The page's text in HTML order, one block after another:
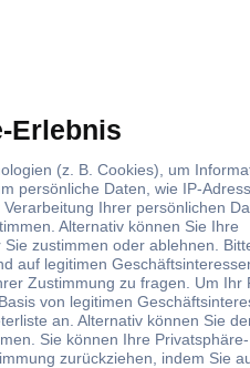
+60 °C
36 mm
81 mm
68.5 mm
(B x H x T) 36 x 81 x 68.5 mm